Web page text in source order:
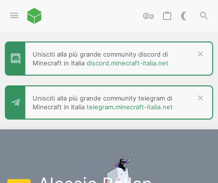
Unisciti alla più grande community discord di
Minecraft in Italia discord.minecraft-italia.net
Unisciti alla più grande community telegram di
Minecraft in Italia telegram.minecraft-italia.net